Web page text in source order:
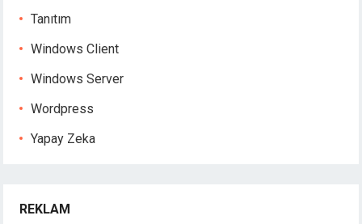
Tanıtım
Windows Client
Windows Server
Wordpress
Yapay Zeka
REKLAM